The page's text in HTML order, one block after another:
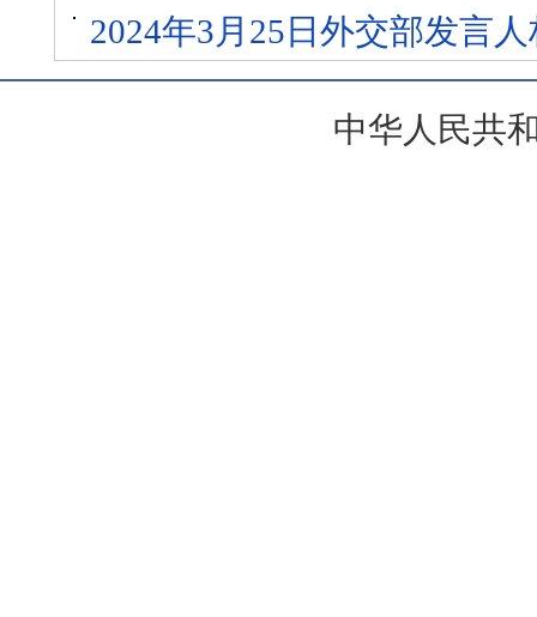
2024年3月25日外交部发言
中华人民共